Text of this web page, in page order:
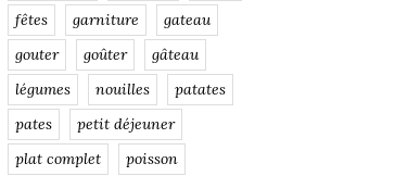
fêtes
garniture
gateau
gouter
goûter
gâteau
légumes
nouilles
patates
pates
petit déjeuner
plat complet
poisson